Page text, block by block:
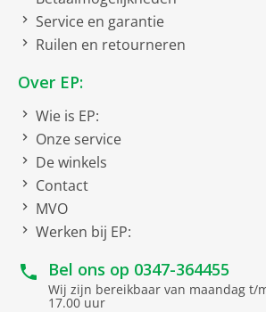
Ruimte voor bakplaat
Wilt u uw zelfgebakken vruchtencake
een voorbereide pizza die pas later in
Schuif gewoon uw bakplaat in uw
voldoende ruimte om de bakplaat op
praktisch: U kunt de bakplaat er in- en
de deur 90° is geopend.
Sleepdeur montage
Draairichting deur
Verwisselbare
Draairichting deur rechts
Energie-efficiëntieklasse
Service en garantie
Ruilen en retourneren
Over EP:
Wie is EP:
Onze service
De winkels
Contact
MVO
Werken bij EP:
Bel ons op 0347-364455
Wij zijn bereikbaar van maandag t/
17.00 uur